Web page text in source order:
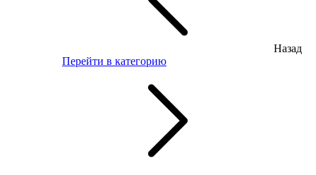
Назад
Перейти в категорию